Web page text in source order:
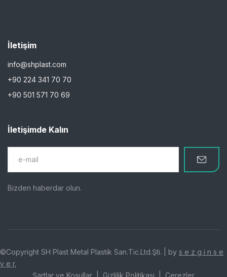
İletişim
info@shplast.com
+90 224 341 70 70
+90 501 571 70 69
İletişimde Kalın
Bizden haberdar olun.
©Copyright SH Plast Metal Plastik San.Tic.Ltd.Şti. | by s e z g i n s e
v e r.
Şartlar ve Koşullar
Gizlilik Politikası Çerezler